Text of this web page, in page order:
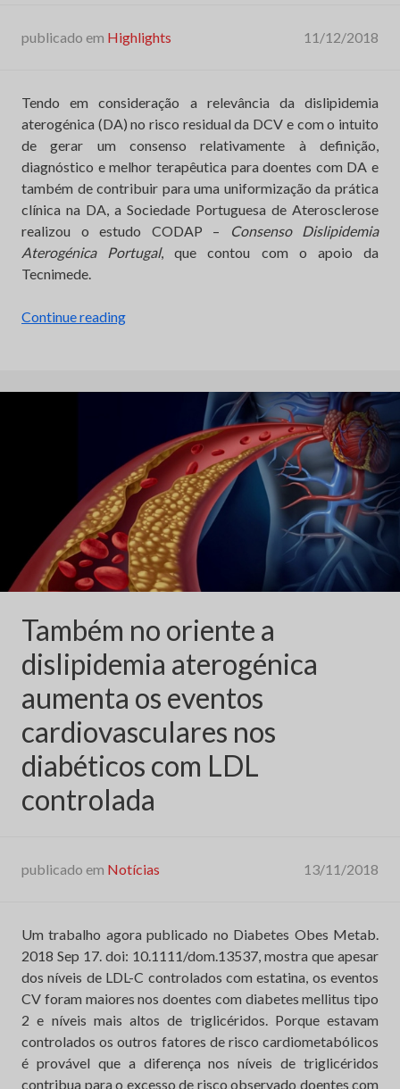
publicado em Highlights 11/12/2018
Tendo em consideração a relevância da dislipidemia
aterogénica (DA) no risco residual da DCV e com o intuito
de gerar um consenso relativamente à definição,
diagnóstico e melhor terapêutica para doentes com DA e
também de contribuir para uma uniformização da prática
clínica na DA, a Sociedade Portuguesa de Aterosclerose
realizou o estudo CODAP –
Consenso Dislipidemia
Aterogénica Portugal, que contou com o apoio da
Tecnimede.
Continue reading“Consenso
(CODAP)”
Também no oriente a
dislipidemia aterogénica
aumenta os eventos
cardiovasculares nos
diabéticos com LDL
controlada
publicado em Notícias 13/11/2018
Um trabalho agora publicado no Diabetes Obes Metab.
2018 Sep 17. doi: 10.1111/dom.13537, mostra que apesar
dos níveis de LDL-C controlados com estatina, os eventos
CV foram maiores nos doentes com diabetes mellitus tipo
2 e níveis mais altos de triglicéridos. Porque estavam
controlados os outros fatores de risco cardiometabólicos
é provável que a diferença nos níveis de triglicéridos
contribua para o excesso de risco observado doentes com